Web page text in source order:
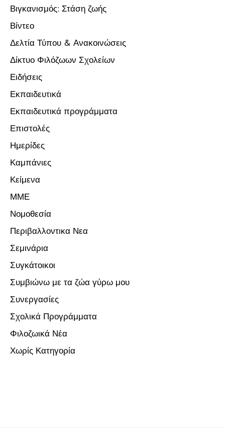
Βιγκανισμός: Στάση ζωής
Βίντεο
Δελτία Τύπου & Ανακοινώσεις
Δίκτυο Φιλόζωων Σχολείων
Ειδήσεις
Εκπαιδευτικά
Εκπαιδευτικά προγράμματα
Επιστολές
Ημερίδες
Καμπάνιες
Κείμενα
ΜΜΕ
Νομοθεσία
Περιβαλλοντικα Νεα
Σεμινάρια
Συγκάτοικοι
Συμβιώνω με τα ζώα γύρω μου
Συνεργασίες
Σχολικά Προγράμματα
Φιλοζωικά Νέα
Χωρίς Κατηγορία